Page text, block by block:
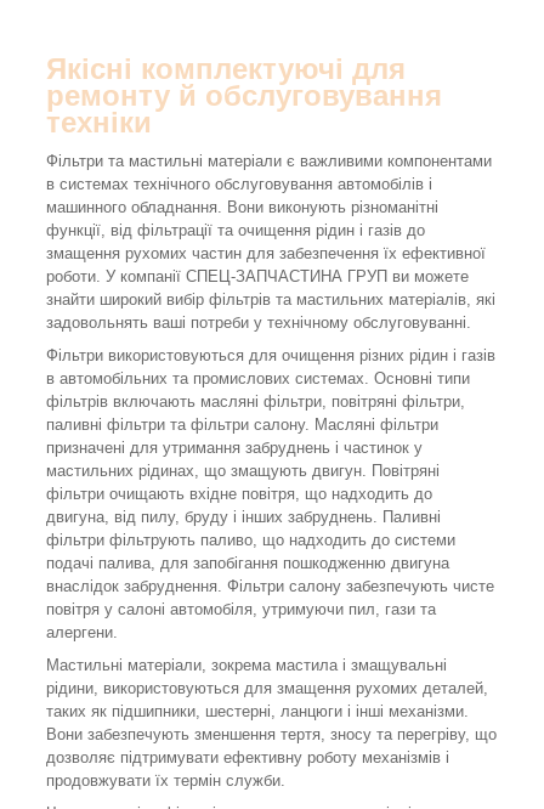
Якісні комплектуючі для
ремонту й обслуговування
техніки
Фільтри та мастильні матеріали є важливими компонентами
в системах технічного обслуговування автомобілів і
машинного обладнання. Вони виконують різноманітні
функції, від фільтрації та очищення рідин і газів до
змащення рухомих частин для забезпечення їх ефективної
роботи. У компанії СПЕЦ-ЗАПЧАСТИНА ГРУП ви можете
знайти широкий вибір фільтрів та мастильних матеріалів, які
задовольнять ваші потреби у технічному обслуговуванні.
Фільтри використовуються для очищення різних рідин і газів
в автомобільних та промислових системах. Основні типи
фільтрів включають масляні фільтри, повітряні фільтри,
паливні фільтри та фільтри салону. Масляні фільтри
призначені для утримання забруднень і частинок у
мастильних рідинах, що змащують двигун. Повітряні
фільтри очищають вхідне повітря, що надходить до
двигуна, від пилу, бруду і інших забруднень. Паливні
фільтри фільтрують паливо, що надходить до системи
подачі палива, для запобігання пошкодженню двигуна
внаслідок забруднення. Фільтри салону забезпечують чисте
повітря у салоні автомобіля, утримуючи пил, гази та
алергени.
Мастильні матеріали, зокрема мастила і змащувальні
рідини, використовуються для змащення рухомих деталей,
таких як підшипники, шестерні, ланцюги і інші механізми.
Вони забезпечують зменшення тертя, зносу та перегріву, що
дозволяє підтримувати ефективну роботу механізмів і
продовжувати їх термін служби.